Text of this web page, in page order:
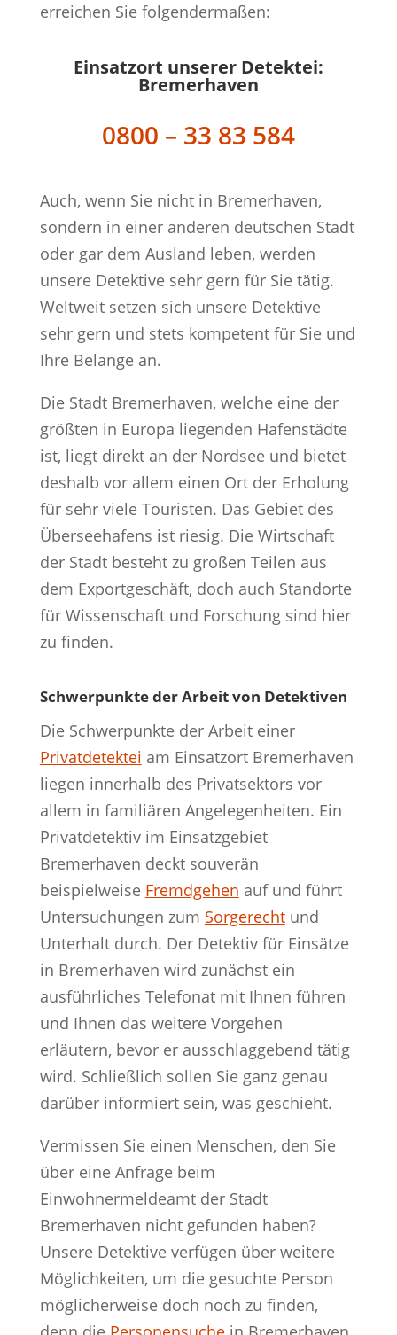
erreichen Sie folgendermaßen:
Einsatzort unserer Detektei:
Bremerhaven
0800 – 33 83 584
Auch, wenn Sie nicht in Bremerhaven,
sondern in einer anderen deutschen Stadt
oder gar dem Ausland leben, werden
unsere Detektive sehr gern für Sie tätig.
Weltweit setzen sich unsere Detektive
sehr gern und stets kompetent für Sie und
Ihre Belange an.
Die Stadt Bremerhaven, welche eine der
größten in Europa liegenden Hafenstädte
ist, liegt direkt an der Nordsee und bietet
deshalb vor allem einen Ort der Erholung
für sehr viele Touristen. Das Gebiet des
Überseehafens ist riesig. Die Wirtschaft
der Stadt besteht zu großen Teilen aus
dem Exportgeschäft, doch auch Standorte
für Wissenschaft und Forschung sind hier
zu finden.
Schwerpunkte der Arbeit von Detektiven
Die Schwerpunkte der Arbeit einer
Privatdetektei am Einsatzort Bremerhaven
liegen innerhalb des Privatsektors vor
allem in familiären Angelegenheiten. Ein
Privatdetektiv im Einsatzgebiet
Bremerhaven deckt souverän
beispielweise Fremdgehen auf und führt
Untersuchungen zum Sorgerechtund
Unterhalt durch. Der Detektiv für Einsätze
in Bremerhaven wird zunächst ein
ausführliches Telefonat mit Ihnen führen
und Ihnen das weitere Vorgehen
erläutern, bevor er ausschlaggebend tätig
wird. Schließlich sollen Sie ganz genau
darüber informiert sein, was geschieht.
Vermissen Sie einen Menschen, den Sie
über eine Anfrage beim
Einwohnermeldeamt der Stadt
Bremerhaven nicht gefunden haben?
Unsere Detektive verfügen über weitere
Möglichkeiten, um die gesuchte Person
möglicherweise doch noch zu finden,